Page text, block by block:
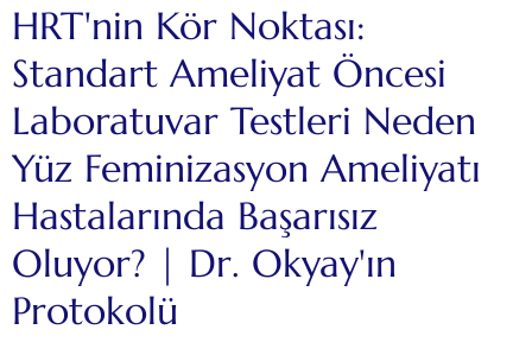
HRT'nin Kör Noktası:
Standart Ameliyat Öncesi
Laboratuvar Testleri Neden
Yüz Feminizasyon Ameliyatı
Hastalarında Başarısız
Oluyor? | Dr. Okyay'ın
Protokolü